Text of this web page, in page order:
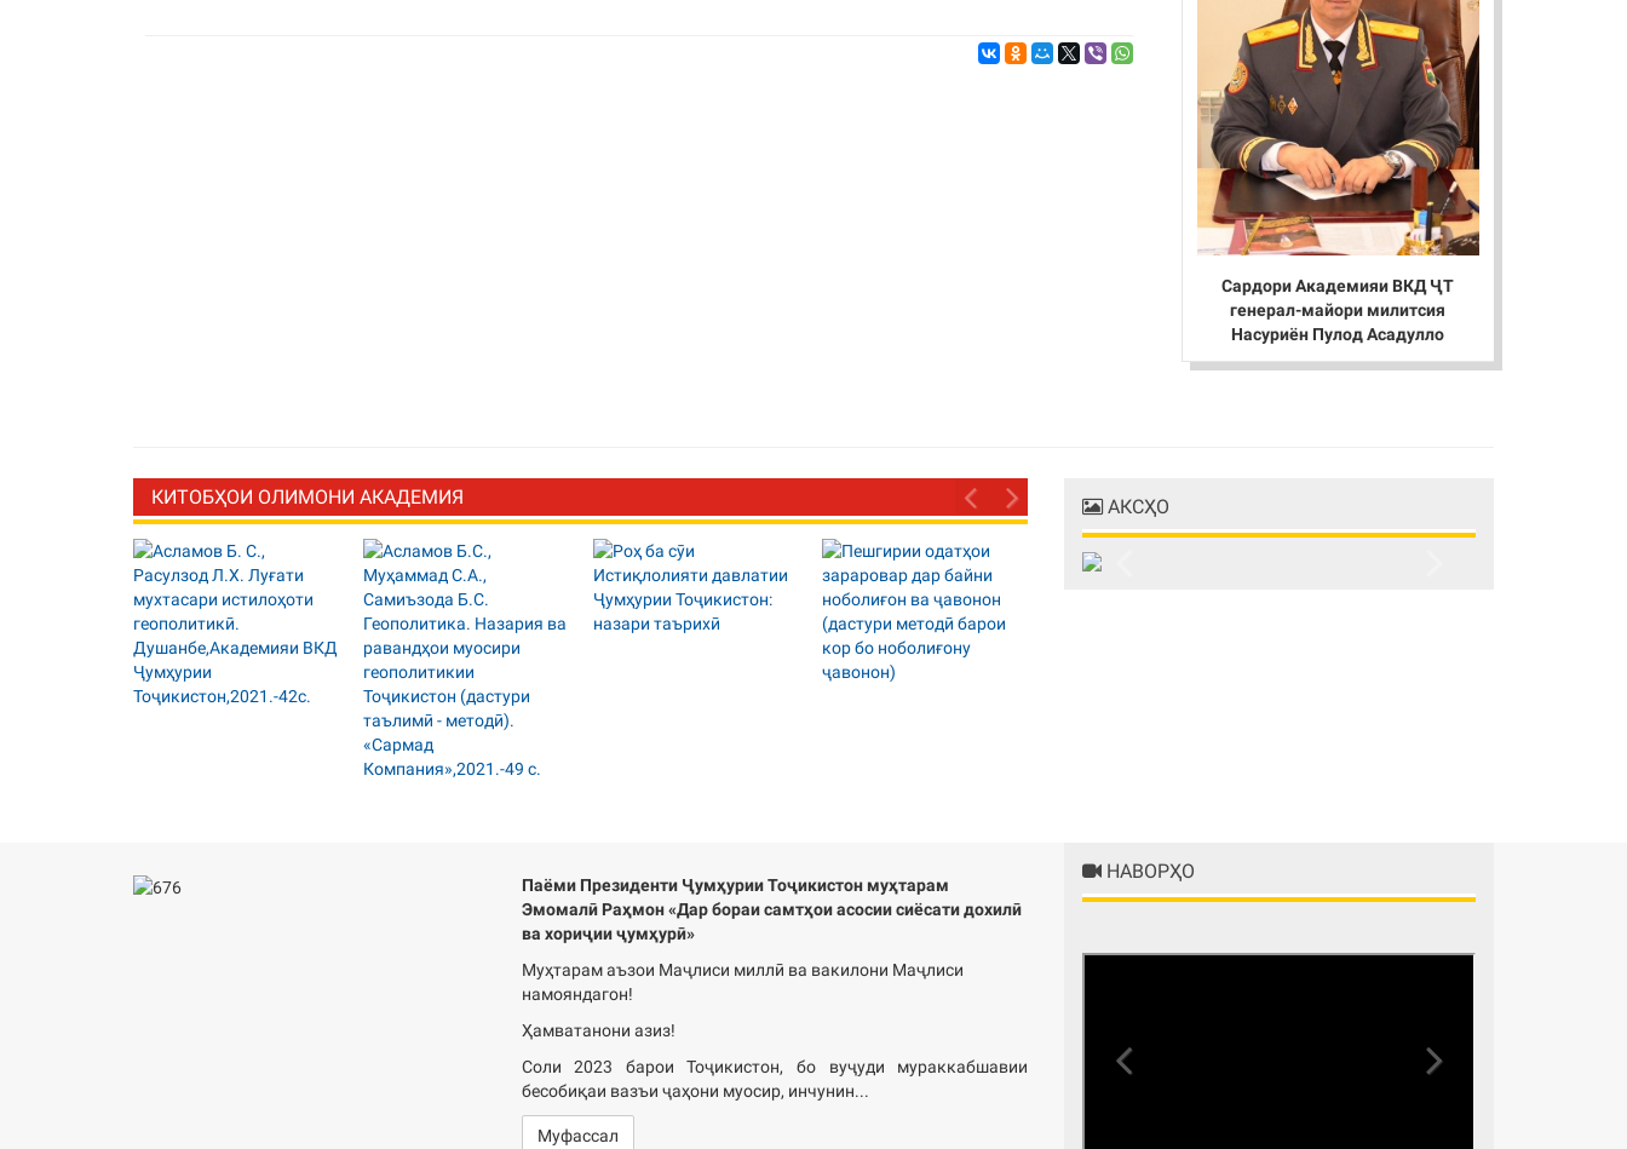
Сардори Академияи ВКД ҶТ
генерал-майори милитсия
Насуриён Пулод Асадулло
КИТОБҲОИ ОЛИМОНИ АКАДЕМИЯ АКСҲО
Паёми Президенти Ҷумҳурии Тоҷикистон муҳтарам
Эмомалӣ Раҳмон «Дар бораи самтҳои асосии сиёсати дохилӣ
ва хориҷии ҷумҳурӣ»
Муҳтарам аъзои Маҷлиси миллӣ ва вакилони Маҷлиси
намояндагон!
Ҳамватанони азиз!
Соли 2023 барои Тоҷикистон, бо вуҷуди мураккабшавии
бесобиқаи вазъи ҷаҳони муосир, инчунин...
Муфассал
НАВОРҲО